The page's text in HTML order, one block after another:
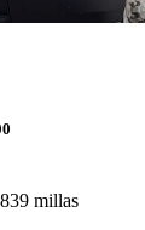
millas